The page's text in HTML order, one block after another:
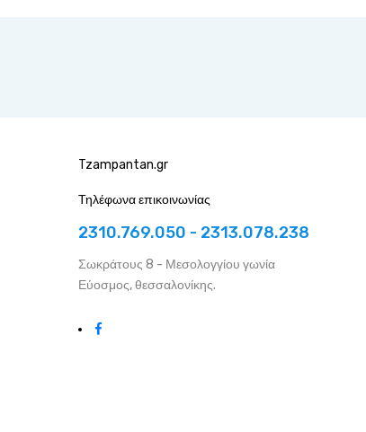
Tzampantan.gr
Τηλέφωνα επικοινωνίας
2310.769.050 - 2313.078.238
Σωκράτους 8 - Μεσολογγίου γωνία
Εύοσμος, θεσσαλονίκης.